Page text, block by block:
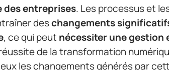
des entreprises. Les processus et
deschangements
, ce qui peut nécessiter une gestion
de la transformation
les changements générés par